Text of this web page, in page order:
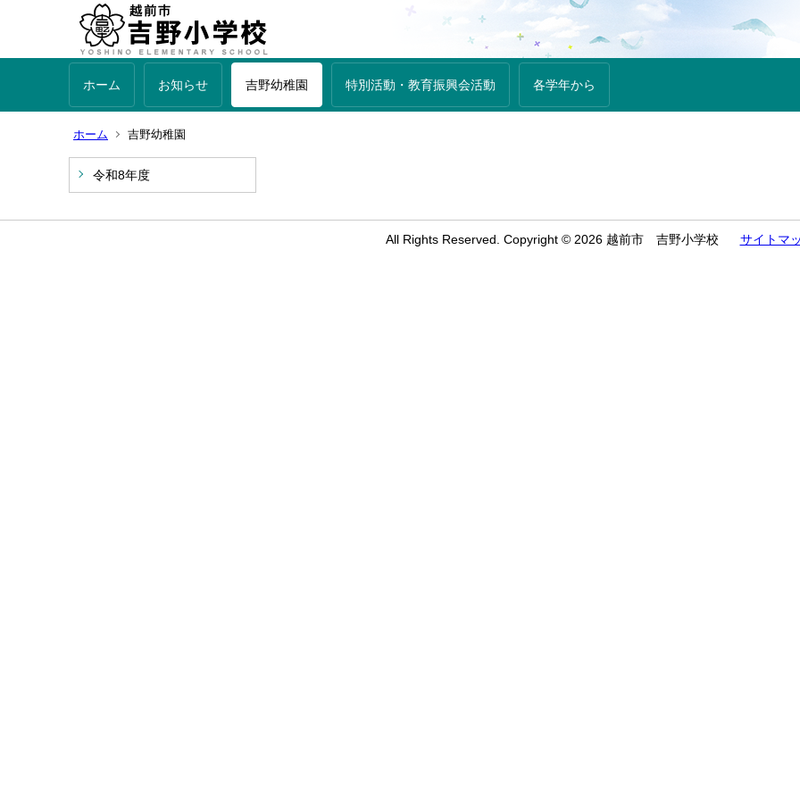
ホーム お知らせ 吉野幼稚園 特別活動・教育振興会活動 各学年から
ホーム 吉野幼稚園
令和8年度
All Rights Reserved. Copyright © 2026 越前市 吉野小学校 サイトマ